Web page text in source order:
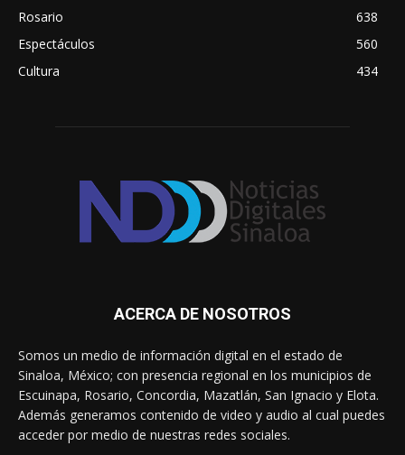
Rosario
638
Espectáculos
560
Cultura
434
ACERCA DE NOSOTROS
Somos un medio de información digital en el estado de
Sinaloa, México; con presencia regional en los municipios de
Escuinapa, Rosario, Concordia, Mazatlán, San Ignacio y Elota.
Además generamos contenido de video y audio al cual puedes
acceder por medio de nuestras redes sociales.